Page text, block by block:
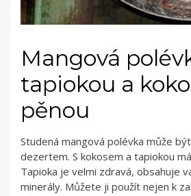
Mangová
tapiokou a
pěnou
Studená mangová polévka může
dezertem. S kokosem a tapiokou
Tapioka je velmi zdravá, obsahuje
minerály. Můžete ji použít nejen k